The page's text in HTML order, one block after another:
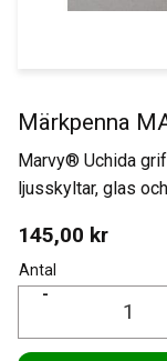
Märkpenna
Marvy® Uchida
ljusskyltar, glas
145,00 kr
Antal
-